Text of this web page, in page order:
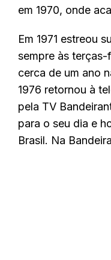
em 1970, onde
Em 1971 estreou
sempre às
cerca de um ano
1976 retornou à
pela TV
para o seu dia e
Brasil. Na